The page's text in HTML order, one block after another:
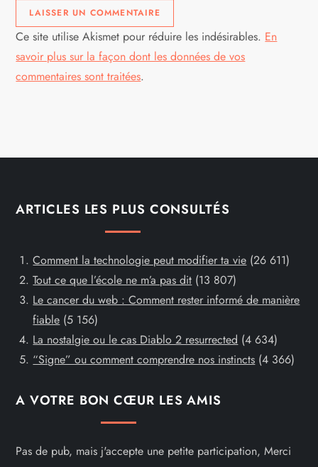
Ce site utilise Akismet pour réduire les indésirables. En
savoir plus sur la façon dont les données de vos
commentaires sont traitées.
ARTICLES LES PLUS CONSULTÉS
Comment la technologie peut modifier ta vie (26 611)
Tout ce que l’école ne m’a pas dit (13 807)
Le cancer du web : Comment rester informé de manière
fiable (5 156)
La nostalgie ou le cas Diablo 2 resurrected (4 634)
“Signe” ou comment comprendre nos instincts (4 366)
A VOTRE BON CŒUR LES AMIS
Pas de pub, mais j'accepte une petite participation, Merci